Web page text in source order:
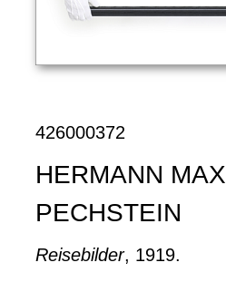
426000372
HERMANN MAX
PECHSTEIN
Reisebilder, 1919.